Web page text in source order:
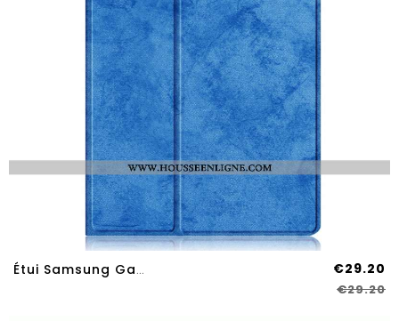
Étui Samsung Galaxy Tab S9 Plus Rotatif €29.20
€29.20